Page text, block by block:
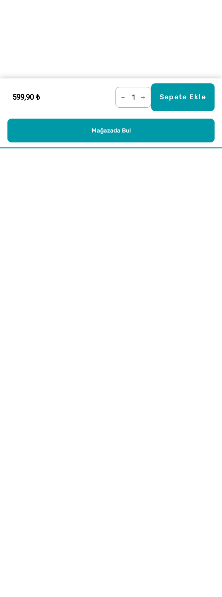
599,90 ₺ – + Sepete Ekle
Mağazada Bul